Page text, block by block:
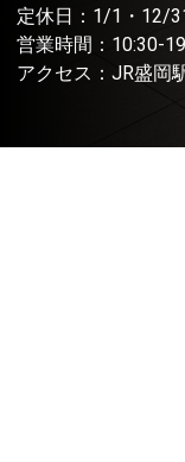
定休日：1/1・12/
営業時間：10:30-
アクセス：JR盛岡